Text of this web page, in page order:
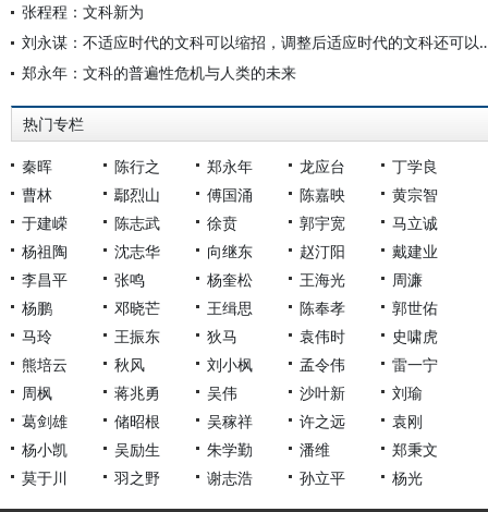
张程程：文科新为
刘永谋：不适应时代的文科可
郑永年：文科的普遍性危机与人类的未来
热门专栏
秦晖 陈行之 郑永年 龙应台
丁学良
曹林
鄢烈山 傅国涌 陈嘉映
黄宗智
于建嵘
陈志武 徐贲 郭宇宽
马立诚
杨祖陶
沈志华 向继东 赵汀阳
戴建业
李昌平
张鸣 杨奎松 王海光
周濂
杨鹏
邓晓芒 王缉思 陈奉孝
郭世佑
马玲
王振东 狄马 袁伟时
史啸虎
熊培云
秋风 刘小枫 孟令伟
雷一宁
周枫
蒋兆勇 吴伟 沙叶新
刘瑜
葛剑雄
储昭根 吴稼祥 许之远
袁刚
杨小凯
吴励生 朱学勤 潘维
郑秉文
莫于川
羽之野 谢志浩 孙立平 杨光